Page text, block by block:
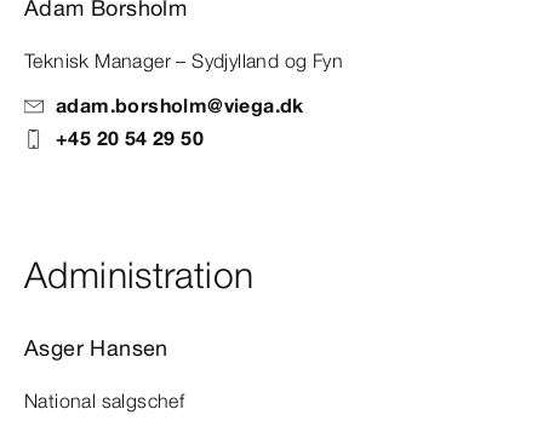
Adam Borsholm
Teknisk Manager – Sydjylland og Fyn
adam.borsholm@viega.dk
+45 20 54 29 50
Administration
Asger Hansen
National salgschef